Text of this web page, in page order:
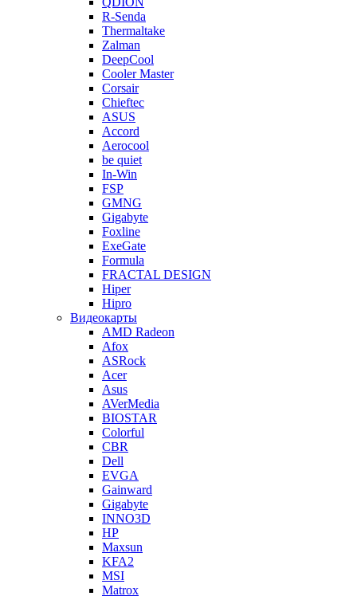
R-Senda
Thermaltake
Zalman
DeepCool
Cooler Master
Corsair
Chieftec
ASUS
Accord
Aerocool
be quiet
In-Win
FSP
GMNG
Gigabyte
Foxline
ExeGate
Formula
FRACTAL DESIGN
Hiper
Hipro
Видеокарты
AMD Radeon
Afox
ASRock
Acer
Asus
AVerMedia
BIOSTAR
Colorful
CBR
Dell
EVGA
Gainward
Gigabyte
INNO3D
HP
Maxsun
KFA2
MSI
Matrox